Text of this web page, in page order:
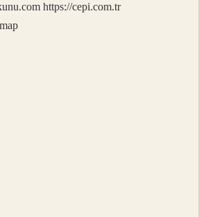
https://cepi.com.tr